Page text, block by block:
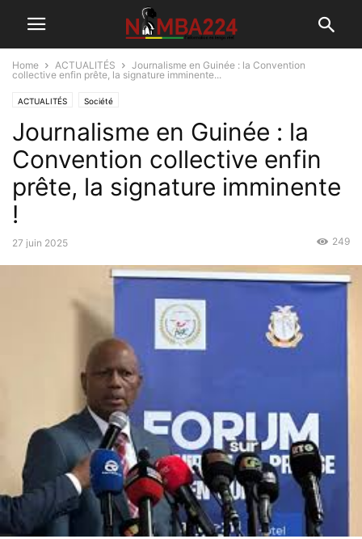
Home ACTUALITÉS
Journalisme en Guinée : la Convention
collective enfin prête, la signature imminente...
ACTUALITÉS Société
Journalisme en Guinée : la
Convention collective enfin
prête, la signature imminente
!
27 juin 2025 249